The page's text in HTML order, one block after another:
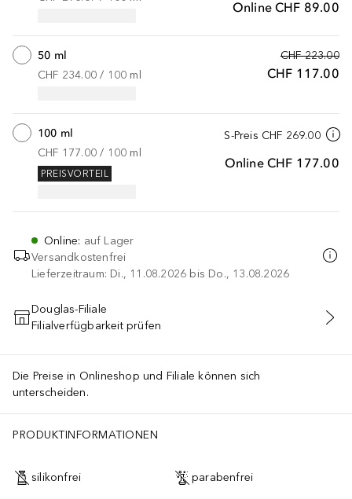
Online CHF 89.00
CHF 223.00
CHF 117.00
50 ml
CHF 234.00 / 100 ml
S-Preis CHF 269.00
Online CHF 177.00
100 ml
CHF 177.00 / 100 ml
PREISVORTEIL
Online: auf Lager
Versandkostenfrei
Lieferzeitraum: Di., 11.08.2026 bis Do., 13.08.2026
IN DEN WARENKORB
Douglas-Filiale
Filialverfügbarkeit prüfen
Die Preise in Onlineshop und Filiale können sich
unterscheiden.
PRODUKTINFORMATIONEN
silikonfrei parabenfrei